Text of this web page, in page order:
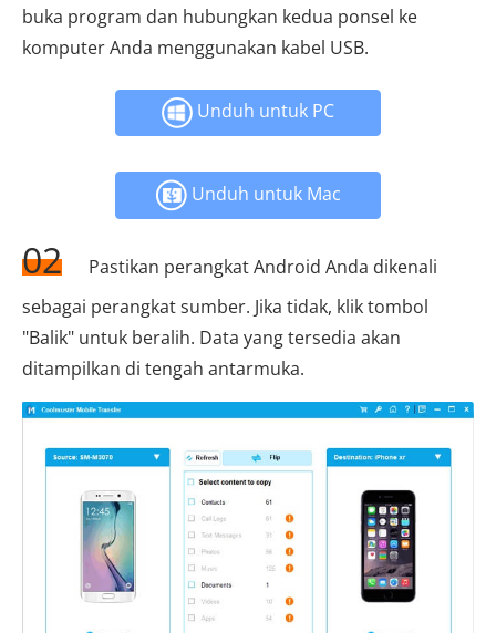
buka program dan hubungkan kedua ponsel ke
komputer Anda menggunakan kabel USB.
Unduh untuk PC
Unduh untuk Mac
02
Pastikan perangkat Android Anda dikenali
sebagai perangkat sumber. Jika tidak, klik tombol
"Balik" untuk beralih. Data yang tersedia akan
ditampilkan di tengah antarmuka.